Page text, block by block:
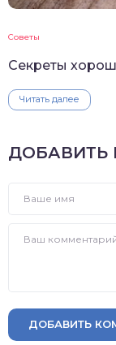
Советы
Секреты
Читать далее
ДОБАВИТЬ
ДОБАВИТЬ